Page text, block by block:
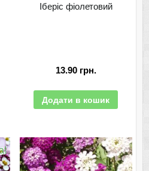
Іберіс фіолетовий
13.90 грн.
Додати в кошик